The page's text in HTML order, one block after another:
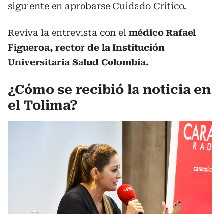
siguiente en aprobarse Cuidado Crítico.
Reviva la entrevista con el médico Rafael
Figueroa, rector de la Institución
Universitaria Salud Colombia.
¿Cómo se recibió la noticia en
el Tolima?